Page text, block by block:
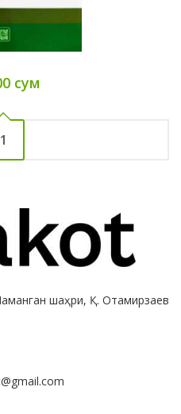
сум
1
шаҳри, Қ. Отамирзаев